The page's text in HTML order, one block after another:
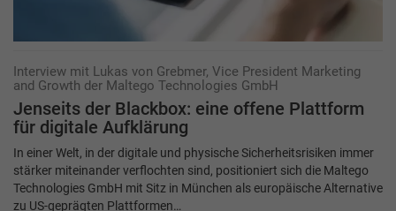
Interview mit Lukas von Grebmer, Vice President Marketing
and Growth der Maltego Technologies GmbH
Jenseits der Blackbox: eine offene Plattform
für digitale Aufklärung
In einer Welt, in der digitale und physische Sicherheitsrisiken immer
stärker miteinander verflochten sind, positioniert sich die Maltego
Technologies GmbH mit Sitz in München als europäische Alternative
zu US-geprägten Plattformen…